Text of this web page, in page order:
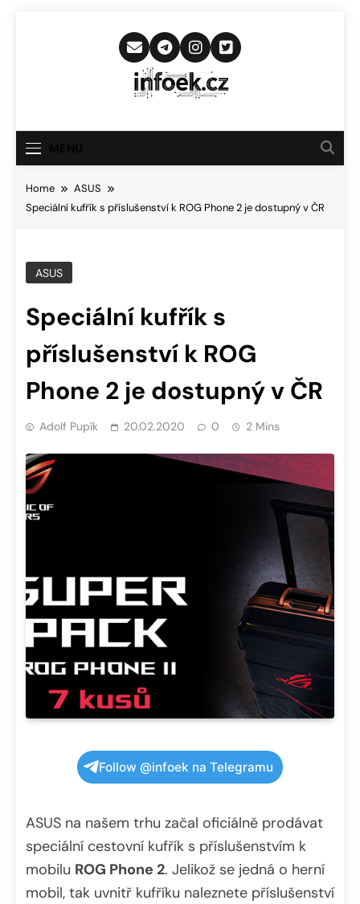
Infoek.cz
Novinkám
Home
ASUS
Speciální kufřík s příslušenství k ROG Phone 2 je dostupný v ČR
ASUS
Speciální kufřík s
příslušenství k ROG
Phone 2 je dostupný v ČR
Adolf Pupík 20.02.2020 0 2 Mins
Follow @infoek na Telegramu
ASUS na našem trhu začal oficiálně prodávat
speciální cestovní kufřík s příslušenstvím k
mobilu ROG Phone 2. Jelikož se jedná o herní
mobil, tak uvnitř kufříku naleznete příslušenství